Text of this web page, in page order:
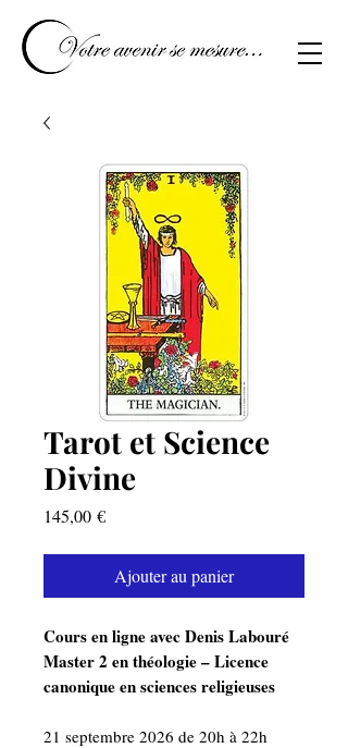
Tarot et Science
Divine
145,00 €Prix
Ajouter au panier
Cours en ligne avec Denis Labouré
Master 2 en théologie – Licence
canonique en sciences religieuses
21 septembre 2026 de 20h à 22h